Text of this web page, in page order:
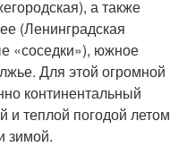
а также
(Ленинградская
«соседки»), южное
Для этой огромной
континентальный
и теплой погодой летом
зимой.